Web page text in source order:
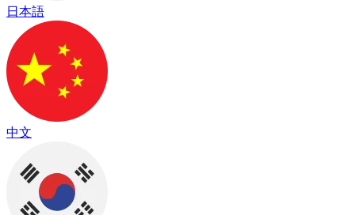
日本語
中文